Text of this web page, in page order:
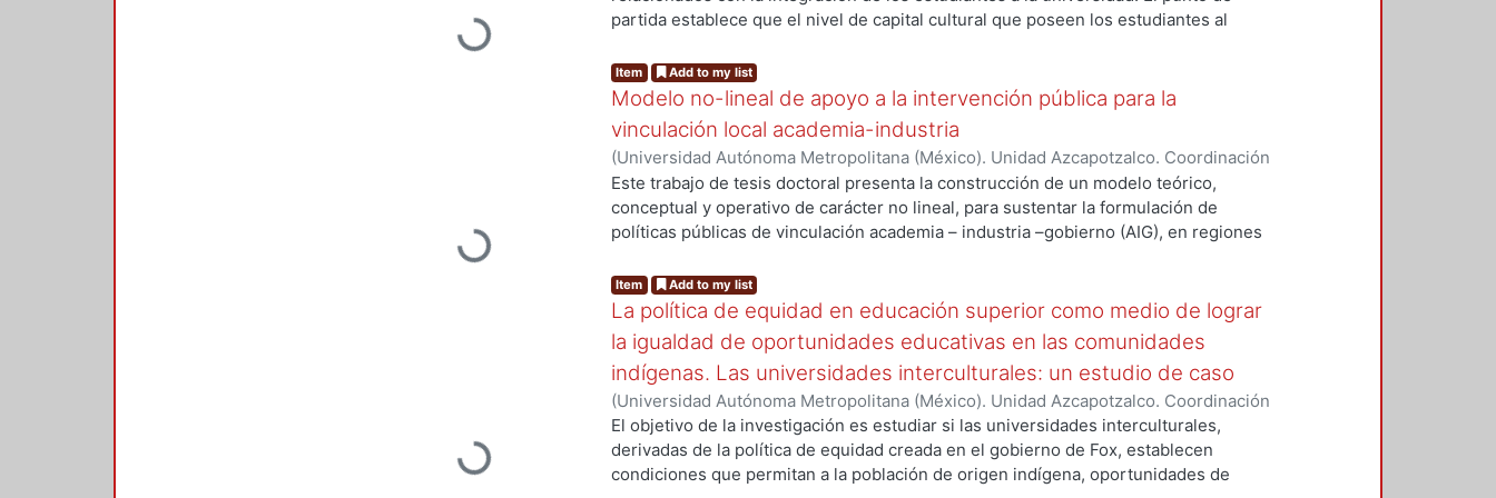
(recursos humanos, capacitación) e inversión para el control del movimiento
Loading...
partida establece que el nivel de capital cultural que poseen los estudiantes al
importante las prácticas sociales, culturales y académicas llevadas a cabo durante
el primer año de estudios. Dichas prácticas son las que conducen a los estudiantes
a lograr un determinado nivel de integración.
Loading...
Item Add to my list
Modelo no-lineal de apoyo a la intervención pública para la
vinculación local academia-industria
(Universidad Autónoma Metropolitana (México). Unidad Azcapotzalco. Coordinación
de Servicios de Información., 2014-03-24)ALMANZA - MARQUEZ, SILVIA IRENE
Este trabajo de tesis doctoral presenta la construcción de un modelo teórico,
conceptual y operativo de carácter no lineal, para sustentar la formulación de
políticas públicas de vinculación academia – industria –gobierno (AIG), en regiones
Enmarcada dentro del enfoque de Sistemas Complejos, la conceptualización
enfatiza la integración de la dimensión social a través del concepto de capital
social, como pre-condicionante para potenciar el proceso de flujo de conocimiento
requerido y -eventualmente- de la capacidad innovadora local. La dimensión socio-
cultural es plasmada a través de la interconexión entre el capital social – o sea, la
capacidad colaborativa que implica - y el flujo de conocimiento de la cadena
productiva, intermediada por la capacidad de absorción tecnológica local. El
razonamiento subyacente es que mientras más conocimiento fluya sin obstáculo,
mayor probabilidad habrá de incrementar la capacidad innovadora del ambiente
Loading...
Item Add to my list
La política de equidad en educación superior como medio de lograr
la igualdad de oportunidades educativas en las comunidades
indígenas. Las universidades interculturales: un estudio de caso
(Universidad Autónoma Metropolitana (México). Unidad Azcapotzalco. Coordinación
de Servicios de Información., 2010)rivero zambrano, luis francisco
El objetivo de la investigación es estudiar si las universidades interculturales,
derivadas de la política de equidad creada en el gobierno de Fox, establecen
condiciones que permitan a la población de origen indígena, oportunidades de